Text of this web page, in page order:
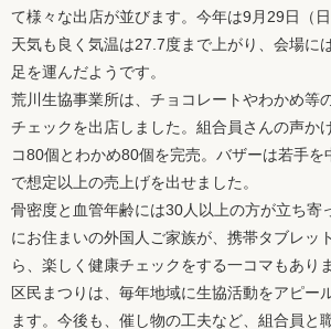
て様々な出店が並びます。今年は9月29日（日
天気も良く気温は27.7度まで上がり、会場に
足を運んだようです。
荒川生協事業所は、チョコレートやわかめ等
チェックを出店しました。組合員さんの声か
コ80個とわかめ80個を完売。バザーは若手を
で想定以上の売上げを出せました。
骨密度と血管年齢には30人以上の方が立ち寄
にお住まいの外国人ご家族が、携帯タブレッ
ら、楽しく健康チェックをする一コマもあり
区民まつりは、毎年地域に生協活動をアピー
ます。今後も、催し物の工夫など、組合員と